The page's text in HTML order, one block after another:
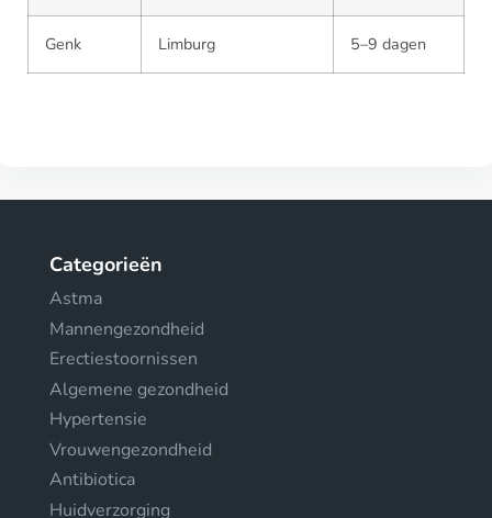
Genk Limburg 5–9 dagen
Categorieën
Astma
Mannengezondheid
Erectiestoornissen
Algemene gezondheid
Hypertensie
Vrouwengezondheid
Antibiotica
Huidverzorging